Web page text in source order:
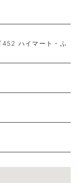
452 ハイマート・ふ